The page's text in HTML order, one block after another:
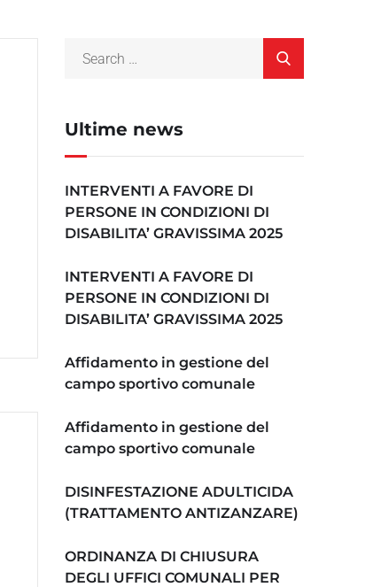
Ultime news
INTERVENTI A FAVORE DI
PERSONE IN CONDIZIONI DI
DISABILITA’ GRAVISSIMA 2025
INTERVENTI A FAVORE DI
PERSONE IN CONDIZIONI DI
DISABILITA’ GRAVISSIMA 2025
Affidamento in gestione del
campo sportivo comunale
Affidamento in gestione del
campo sportivo comunale
DISINFESTAZIONE ADULTICIDA
(TRATTAMENTO ANTIZANZARE)
ORDINANZA DI CHIUSURA
DEGLI UFFICI COMUNALI PER